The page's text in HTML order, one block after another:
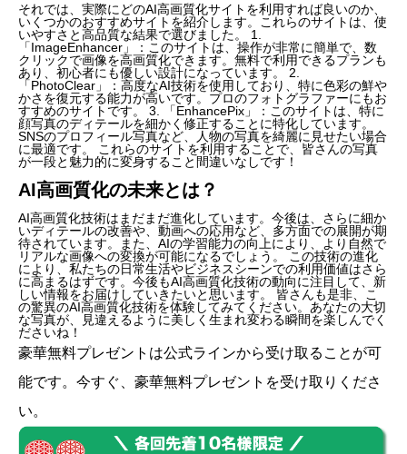
それでは、実際にどのAI高画質化サイトを利用すれば良いのか、
いくつかのおすすめサイトを紹介します。これらのサイトは、使
いやすさと高品質な結果で選びました。 1.
「ImageEnhancer」：このサイトは、操作が非常に簡単で、数
クリックで画像を高画質化できます。無料で利用できるプランも
あり、初心者にも優しい設計になっています。 2.
「PhotoClear」：高度なAI技術を使用しており、特に色彩の鮮や
かさを復元する能力が高いです。プロのフォトグラファーにもお
すすめのサイトです。 3. 「EnhancePix」：このサイトは、特に
顔写真のディテールを細かく修正することに特化しています。
SNSのプロフィール写真など、人物の写真を綺麗に見せたい場合
に最適です。 これらのサイトを利用することで、皆さんの写真
が一段と魅力的に変身すること間違いなしです！
AI高画質化の未来とは？
AI高画質化技術はまだまだ進化しています。今後は、さらに細か
いディテールの改善や、動画への応用など、多方面での展開が期
待されています。また、AIの学習能力の向上により、より自然で
リアルな画像への変換が可能になるでしょう。 この技術の進化
により、私たちの日常生活やビジネスシーンでの利用価値はさら
に高まるはずです。今後もAI高画質化技術の動向に注目して、新
しい情報をお届けしていきたいと思います。 皆さんも是非、こ
の驚異のAI高画質化技術を体験してみてください。あなたの大切
な写真が、見違えるように美しく生まれ変わる瞬間を楽しんでく
ださいね！
豪華無料プレゼントは公式ラインから受け取ることが可
能です。今すぐ、豪華無料プレゼントを受け取りくださ
い。